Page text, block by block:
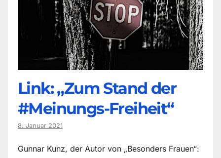
Link: „Zum Stand der
#Meinungs-Freiheit“
8. Januar 2021
Gunnar Kunz, der Autor von „Besonders Frauen“: